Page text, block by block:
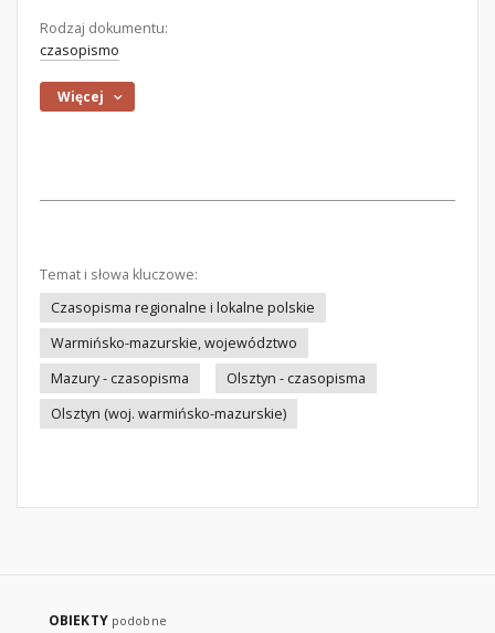
Rodzaj dokumentu:
czasopismo
Więcej
Temat i słowa kluczowe:
Czasopisma regionalne i lokalne polskie
Warmińsko-mazurskie, województwo
Mazury - czasopisma
Olsztyn - czasopisma
Olsztyn (woj. warmińsko-mazurskie)
OBIEKTY podobne